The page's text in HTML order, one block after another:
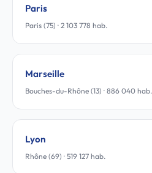
Paris
Paris (75) · 2 103 778 hab.
Marseille
Bouches-du-Rhône (13) · 886 040 hab.
Lyon
Rhône (69) · 519 127 hab.